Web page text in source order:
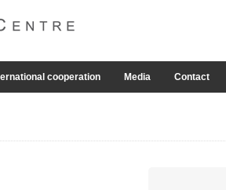
cooperation Media Contact